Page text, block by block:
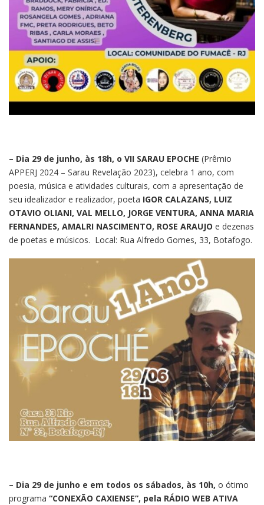
– Dia 29 de junho, às 18h, o VII SARAU EPOCHE (Prêmio
APPERJ 2024 – Sarau Revelação 2023), celebra 1 ano, com
poesia, música e atividades culturais, com a apresentação de
seu idealizador e realizador, poeta IGOR CALAZANS, LUIZ
OTAVIO OLIANI, VAL MELLO, JORGE VENTURA, ANNA MARIA
FERNANDES, AMALRI NASCIMENTO, ROSE ARAUJO e dezenas
de poetas e músicos. Local: Rua Alfredo Gomes, 33, Botafogo.
– Dia 29 de junho e em todos os sábados, às 10h, o ótimo
programa “CONEXÃO CAXIENSE”, pela RÁDIO WEB ATIVA